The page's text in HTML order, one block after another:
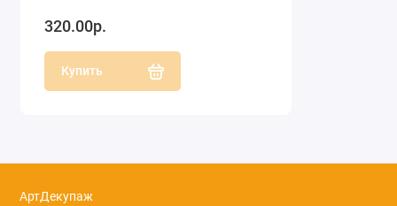
320.00р.
Купить
АртДекупаж